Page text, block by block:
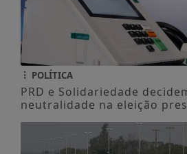
POLÍTICA
PRD e Solidariedade
neutralidade na eleição